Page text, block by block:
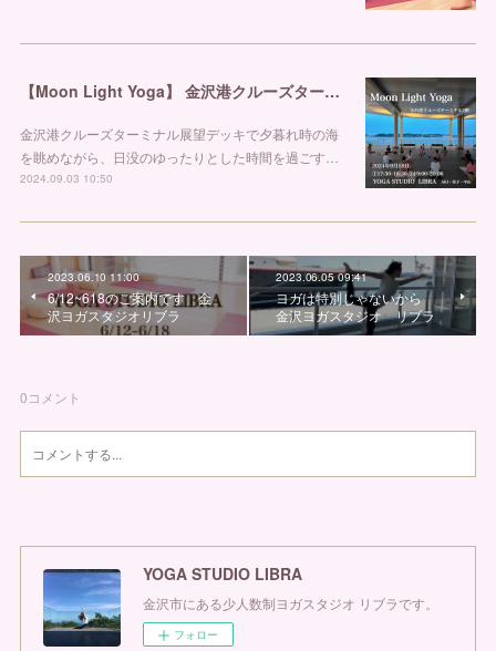
【Moon Light Yoga】 金沢港クルーズターミナルヨガ 金沢ヨガスタジオ リブラ
金沢港クルーズターミナル展望デッキで夕暮れ時の海
を眺めながら、日没のゆったりとした時間を過ごす…
2024.09.03 10:50
2023.06.10 11:00
6/12~618のご案内です 金
沢ヨガスタジオリブラ
2023.06.05 09:41
ヨガは特別じゃないから
金沢ヨガスタジオ リブラ
0コメント
YOGA STUDIO LIBRA
金沢市にある少人数制ヨガスタジオ リブラです。
フォロー